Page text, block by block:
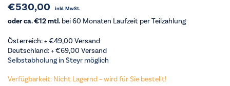
€530,00 inkl. MwSt.
oder ca. €12 mtl. bei 60 Monaten Laufzeit per Teilzahlung
Österreich: +€49,00 Versand
Deutschland: +€69,00 Versand
Selbstabholung in Steyr möglich
Verfügbarkeit: Nicht Lagernd – wird für Sie bestellt!